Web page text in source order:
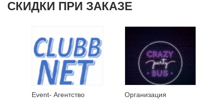
СКИДКИ ПРИ ЗАКАЗЕ
Event- Агентство
Организация